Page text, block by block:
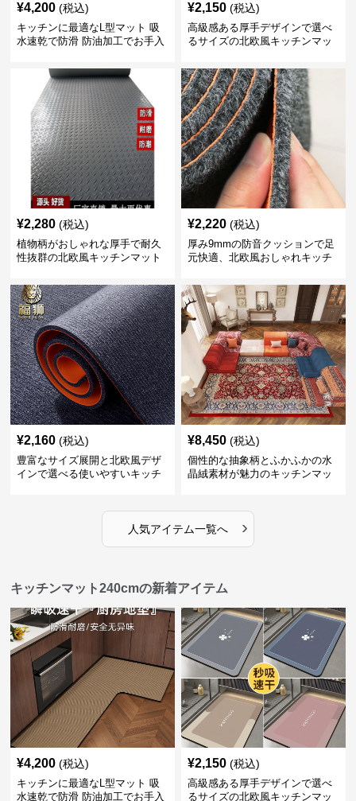
¥4,200 (税込)
キッチンに最適なL型マット 吸
水速乾で防滑 防油加工でお手入
¥2,150 (税込)
高級感ある厚手デザインで選べ
るサイズの北欧風キッチンマッ
¥2,280 (税込)
植物柄がおしゃれな厚手で耐久
性抜群の北欧風キッチンマット
¥2,220 (税込)
厚み9mmの防音クッションで足
元快適、北欧風おしゃれキッチ
¥2,160 (税込)
豊富なサイズ展開と北欧風デザ
インで選べる使いやすいキッチ
¥8,450 (税込)
個性的な抽象柄とふかふかの水
晶絨素材が魅力のキッチンマッ
人気アイテム一覧へ ›
キッチンマット240cmの新着アイテム
¥4,200 (税込)
キッチンに最適なL型マット 吸
水速乾で防滑 防油加工でお手入
¥2,150 (税込)
高級感ある厚手デザインで選べ
るサイズの北欧風キッチンマッ